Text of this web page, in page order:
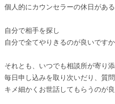
個人的にカウンセラーの休日があ
自分で相手を探し
自分で全てやりきるのが良いですか
それとも、いつでも相談所が寄り
毎日申し込みを取り次いだり、質
キメ細かくお世話してもらうのが